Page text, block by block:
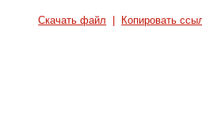
Скачать файл Копировать